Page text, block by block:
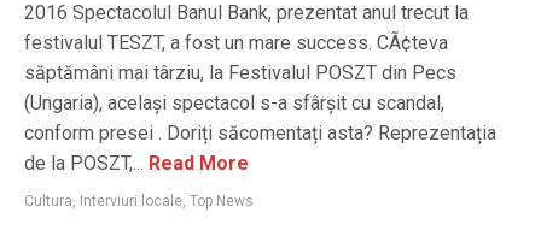
2016 Spectacolul Banul Bank, prezentat anul trecut la
festivalul TESZT, a fost un mare success. CÃ¢teva
săptămâni mai târziu, la Festivalul POSZT din Pecs
(Ungaria), același spectacol s-a sfârșit cu scandal,
conform presei . Doriți săcomentați asta? Reprezentația
de la POSZT,... Read More
Cultura, Interviuri locale, Top News